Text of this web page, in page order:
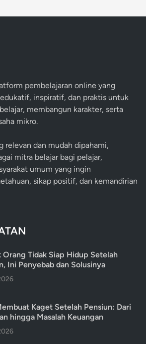
pembelajaran online yang
inspiratif, dan praktis untuk
membangun karakter, serta
mikro.
relevan dan mudah dipahami,
mitra belajar bagi pelajar,
umum yang ingin
sikap positif, dan kemandirian
Orang Tidak Siap Hidup Setelah
Ini Penyebab dan Solusinya
Kaget Setelah Pensiun: Dari
hingga Masalah Keuangan